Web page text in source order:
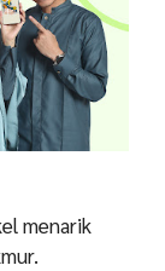
menarik